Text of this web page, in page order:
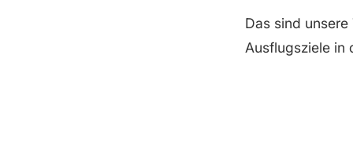
Das sind
Ausflugsziele in